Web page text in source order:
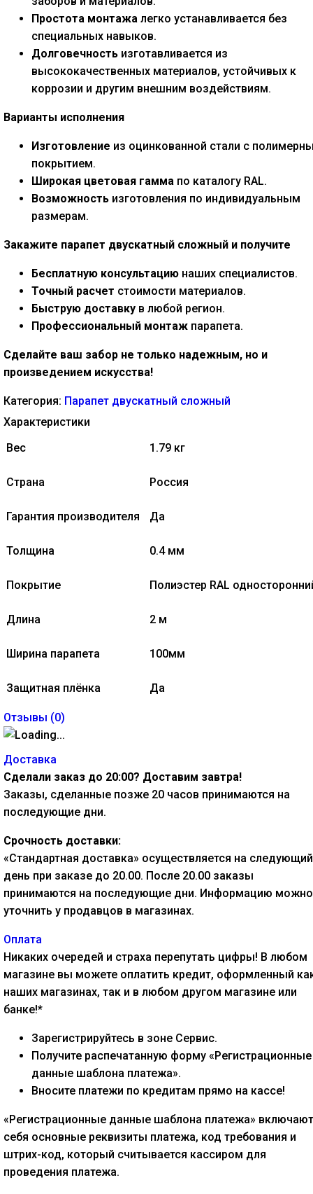
Простота монтажа легко устанавливается без
специальных навыков.
Долговечность изготавливается из
высококачественных материалов, устойчивых к
коррозии и другим внешним воздействиям.
Варианты исполнения
Изготовление из оцинкованной стали с
покрытием.
Широкая цветовая гамма по каталогу RAL.
Возможность изготовления по индивидуальным
размерам.
Закажите парапет двускатный сложный и получите
Бесплатную консультацию наших специалистов.
Точный расчет стоимости материалов.
Быструю доставку в любой регион.
Профессиональный монтаж парапета.
Сделайте ваш забор не только надежным, но и
произведением искусства!
Категория: Парапет двускатный сложный
Характеристики
Вес
1.79 кг
Страна Россия
Гарантия производителя Да
Толщина 0.4 мм
Покрытие Полиэстер RAL
Длина 2 м
Ширина парапета 100мм
Защитная плёнка Да
Отзывы (0)
Доставка
Сделали заказ до 20:00? Доставим завтра!
Заказы, сделанные позже 20 часов принимаются на
последующие дни.
Срочность доставки:
«Стандартная доставка» осуществляется на следующий
день при заказе до 20.00. После 20.00 заказы
принимаются на последующие дни. Информацию можно
уточнить у продавцов в магазинах.
Оплата
Никаких очередей и страха перепутать цифры! В любом
магазине вы можете оплатить кредит, оформленный
наших магазинах, так и в любом другом магазине или
банке!*
Зарегистрируйтесь в зоне Сервис.
Получите распечатанную форму «Регистрационные
данные шаблона платежа».
Вносите платежи по кредитам прямо на кассе!
«Регистрационные данные шаблона платежа»
себя основные реквизиты платежа, код требования и
штрих-код, который считывается кассиром для
проведения платежа.